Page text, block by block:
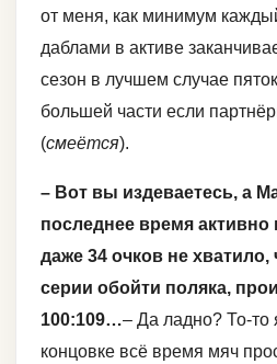
от меня, как минимум
даблами в активе
сезон в лучшем случае
большей части если
(смеётся).
– Вот вы издеваетесь, а
последнее время активно
даже 34 очков не
серии обойти поляка,
100:109…– Да ладно? То-то
концовке всё время мяч